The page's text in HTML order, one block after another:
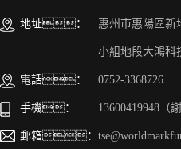
地址： 惠州市惠陽區新
小組地段大鴻科
電話： 0752-3368726
手機： 13600419948（
郵箱：